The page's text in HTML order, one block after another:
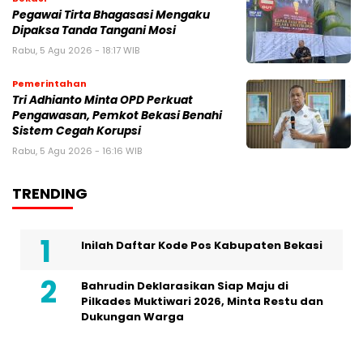
Pegawai Tirta Bhagasasi Mengaku
Dipaksa Tanda Tangani Mosi
Rabu, 5 Agu 2026 - 18:17 WIB
Pemerintahan
Tri Adhianto Minta OPD Perkuat
Pengawasan, Pemkot Bekasi Benahi
Sistem Cegah Korupsi
Rabu, 5 Agu 2026 - 16:16 WIB
TRENDING
Inilah Daftar Kode Pos Kabupaten Bekasi
Bahrudin Deklarasikan Siap Maju di
Pilkades Muktiwari 2026, Minta Restu dan
Dukungan Warga